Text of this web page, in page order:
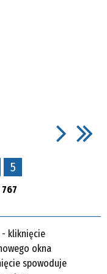
5
767